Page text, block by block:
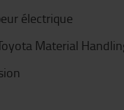
électrique
Material